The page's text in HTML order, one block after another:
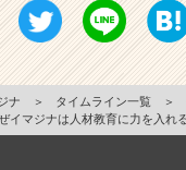
ナ ＞ タイムライン一覧 ＞
イマジナは人材教育に力を入れ